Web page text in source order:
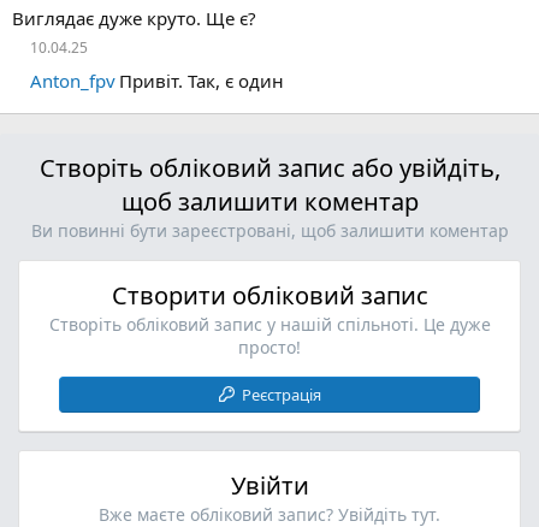
Виглядає дуже круто. Ще є?
10.04.25
Anton_fpv Привіт. Так, є один
Створіть обліковий запис або увійдіть,
щоб залишити коментар
Ви повинні бути зареєстровані, щоб залишити коментар
Створити обліковий запис
Створіть обліковий запис у нашій спільноті. Це дуже
просто!
Реєстрація
Увійти
Вже маєте обліковий запис? Увійдіть тут.